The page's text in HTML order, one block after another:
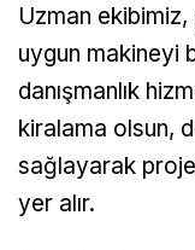
Uzman
uygun makineyi
danışmanlık
kiralama olsun,
sağlayarak
yer alır.